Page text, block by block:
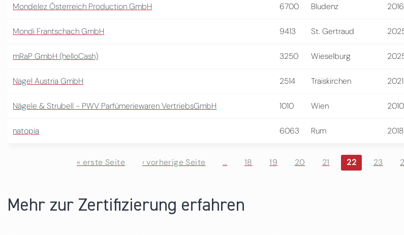
Mondelez Österreich Production GmbH 6700 Bludenz 2016
Mondi Frantschach GmbH 9413 St. Gertraud
mRaP GmbH (helloCash) 3250 Wieselburg
Nagel Austria GmbH 2514 Traiskirchen 2021
Nägele & Strubell - PWV Parfümeriewaren VertriebsGmbH 1010 Wien 2010
natopia 6063 Rum 2018
« erste Seite ‹ vorherige Seite … 18 19 20 21 22 23
Mehr zur Zertifizierung erfahren